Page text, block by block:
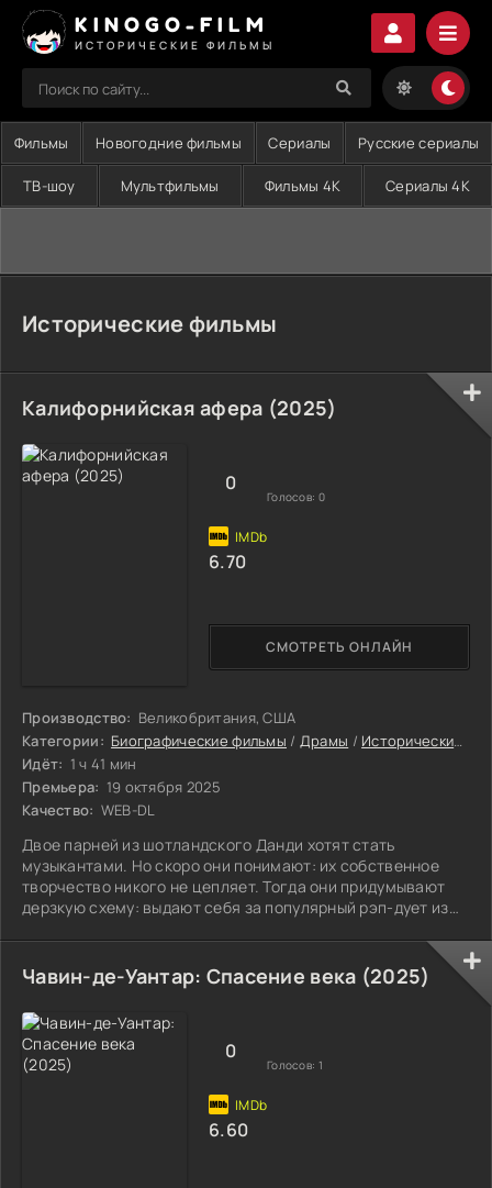
KINOGO-FILM
ИСТОРИЧЕСКИЕ ФИЛЬМЫ
Фильмы Новогодние фильмы Сериалы Русские сериалы
ТВ-шоу Мультфильмы Фильмы 4K Сериалы 4K
Исторические фильмы
Калифорнийская афера (2025)
Производство: Великобритания, США
Категории: Биографические фильмы / Драмы / Исторические фильмы
Идёт: 1 ч 41 мин
Премьера: 19 октября 2025
Качество: WEB-DL
Двое парней из шотландского Данди хотят стать
музыкантами. Но скоро они понимают: их собственное
творчество никого не цепляет. Тогда они придумывают
дерзкую схему: выдают себя за популярный рэп-дует из
индустрию поверить в этот спектакль. Они заключают
сделку, становятся известными и даже появляются на
MTV. Но чем громче их выдуманный успех, тем сложнее
утаивать правду: ложь не может длиться бесконечно. Как
долго они смогут притворяться другими,
СМОТРЕТЬ ОНЛАЙН
0
Голосов: 0
6.70
Чавин-де-Уантар: Спасение века (2025)
0
Голосов: 1
6.60